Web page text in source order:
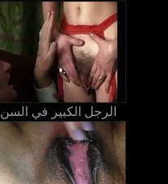
الرجل الكبير في السن